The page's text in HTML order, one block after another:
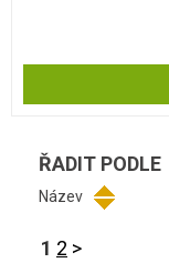
ŘADIT PODLE
Název
1 2 >